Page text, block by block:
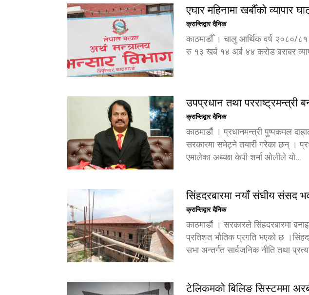
एघार महिनामा खर्बौँको व्यापार
क्रान्तिद्वार दैनिक
काठमाडौँ । चालु आर्थिक वर्ष २०८०/
रु १३ खर्ब १४ अर्ब ४४ करोड बराबर
उपप्रधान तथा परराष्ट्रमन्त्री
क्रान्तिद्वार दैनिक
काठमाडौं । प्रधानमन्त्री पुष्पकमल
सरकारमा समेट्ने तयारी गरेका छन् ।
एमालेका अध्यक्ष केपी शर्मा ओलीले यो...
सिंहदरबारमा नयाँ संघीय संसद
क्रान्तिद्वार दैनिक
काठमाडौं । सरकारले सिंहदरबारमा
प्रतिशत भौतिक प्रगति भएको छ
सभा अन्तर्गत सार्वजनिक नीति तथा
टेलिकमको बिलिङ सिस्टममा